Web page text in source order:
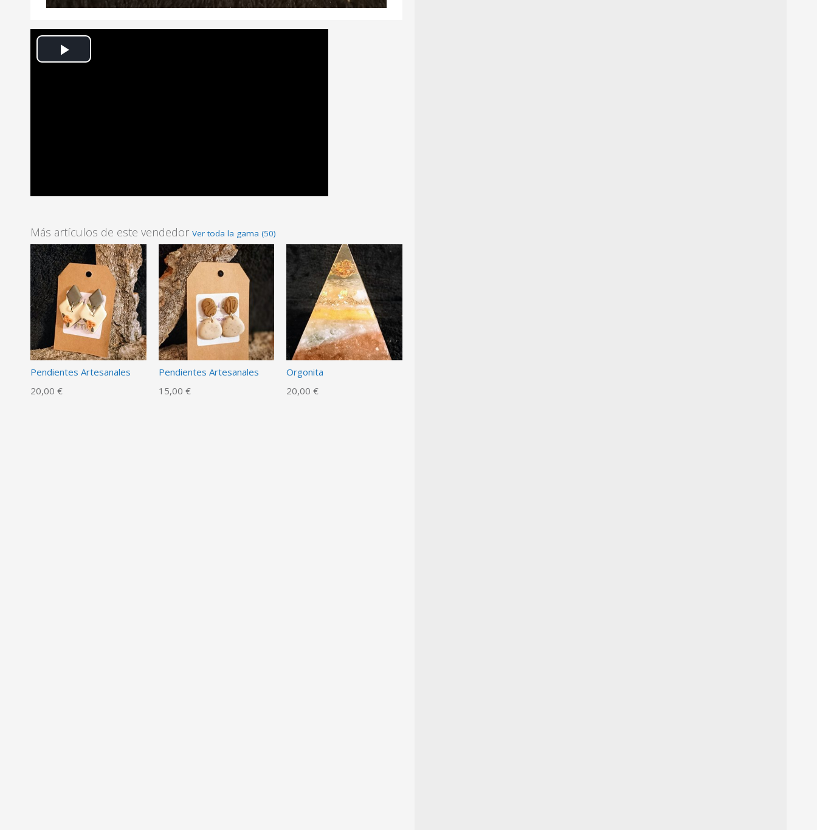
Play
Más artículos de este vendedor Ver toda la gama (50)
Pendientes Artesanales
20,00 €
Pendientes Artesanales
15,00 €
Orgonita
20,00 €